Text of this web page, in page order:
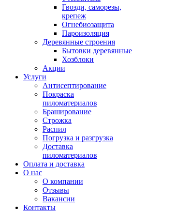
Гвозди, саморезы,
крепеж
Огнебиозащита
Пароизоляция
Деревянные строения
Бытовки деревянные
Хозблоки
Акции
Услуги
Антисептирование
Покраска
пиломатериалов
Браширование
Строжка
Распил
Погрузка и разгрузка
Доставка
пиломатериалов
Оплата и доставка
О нас
О компании
Отзывы
Вакансии
Контакты